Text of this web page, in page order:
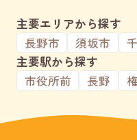
主要エリアから探す
長野市
須坂市
主要駅から探す
市役所前
長野